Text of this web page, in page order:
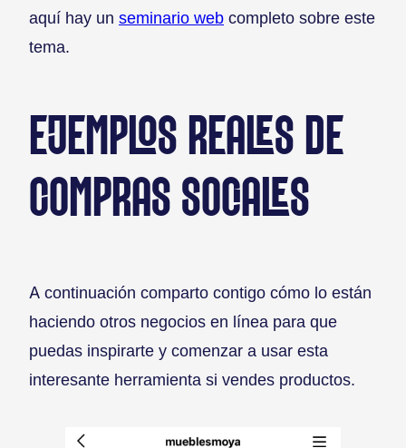
aquí hay un seminario web completo sobre este
tema.
EJEMPLOS REALES DE
COMPRAS SOCIALES
A continuación comparto contigo cómo lo están
haciendo otros negocios en línea para que
puedas inspirarte y comenzar a usar esta
interesante herramienta si vendes productos.